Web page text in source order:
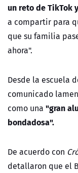
un reto de TikTok
a compartir para
que su familia
ahora".
Desde la escuela
comunicado
como una "gran
bondadosa".
De acuerdo con
detallaron que el